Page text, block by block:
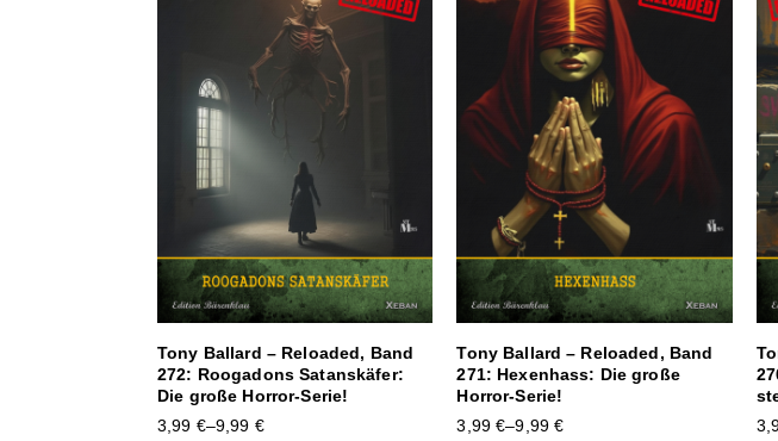
Tony Ballard – Reloaded, Band
272: Roogadons Satanskäfer:
Die große Horror-Serie!
3,99 €–9,99 €
Tony Ballard – Reloaded, Band
271: Hexenhass: Die große
Horror-Serie!
3,99€–9,99€